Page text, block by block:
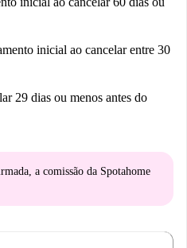
inicial ao cancelar entre 30
29 dias ou menos antes do
a comissão da Spotahome